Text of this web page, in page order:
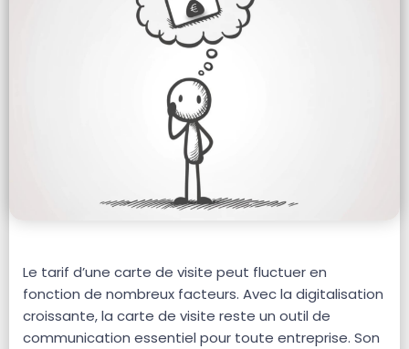
Le tarif d’une carte de visite peut fluctuer en
fonction de nombreux facteurs. Avec la digitalisation
croissante, la carte de visite reste un outil de
communication essentiel pour toute entreprise. Son